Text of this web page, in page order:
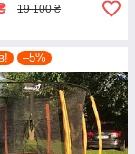
19 100 ₴
–5%